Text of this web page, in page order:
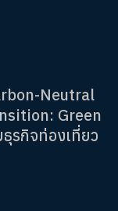
Neutral
Green
รกิจท่องเที่ยว